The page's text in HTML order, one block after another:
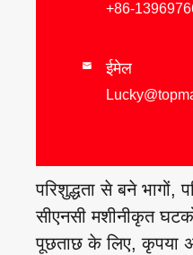
+86-
 ईमेल
परिशुद्धता से बने भागों,
सीएनसी मशीनीकृत
पूछताछ के लिए, कृपया